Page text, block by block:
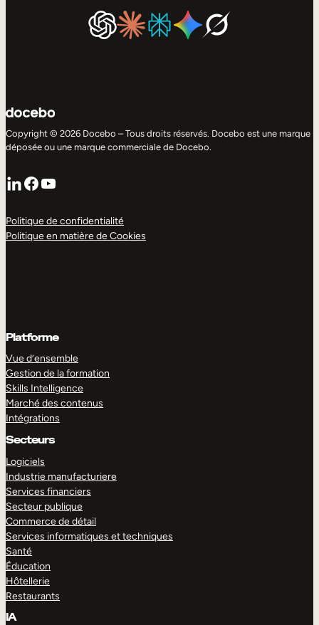
Copyright © 2026 Docebo – Tous droits réservés. Docebo est une marque
déposée ou une marque commerciale de Docebo.
LinkedIn
Facebook
YouTube
Politique de confidentialité
Politique en matière de Cookies
Platforme
Vue d’ensemble
Gestion de la formation
Skills Intelligence
Marché des contenus
Intégrations
Secteurs
Logiciels
Industrie manufacturiere
Services financiers
Secteur publique
Commerce de détail
Services informatiques et techniques
Santé
Éducation
Hôtellerie
Restaurants
IA